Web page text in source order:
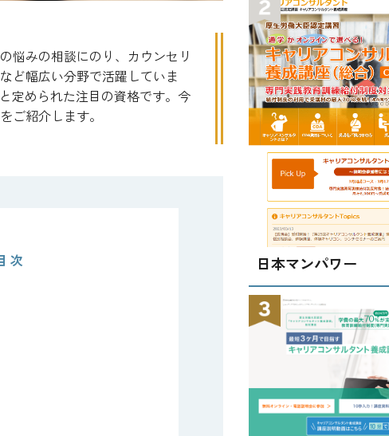
悩みの相談にのり、カウンセリ
ど幅広い分野で活躍していま
定められた注目の資格です。今
ご紹介します。
次 日本マンパワー